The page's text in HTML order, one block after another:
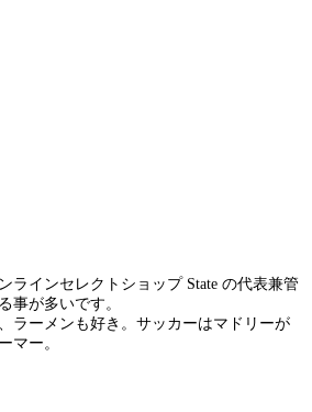
ラインセレクトショップ State の代表兼管
事が多いです。
ラーメンも好き。サッカーはマドリーが
マー。